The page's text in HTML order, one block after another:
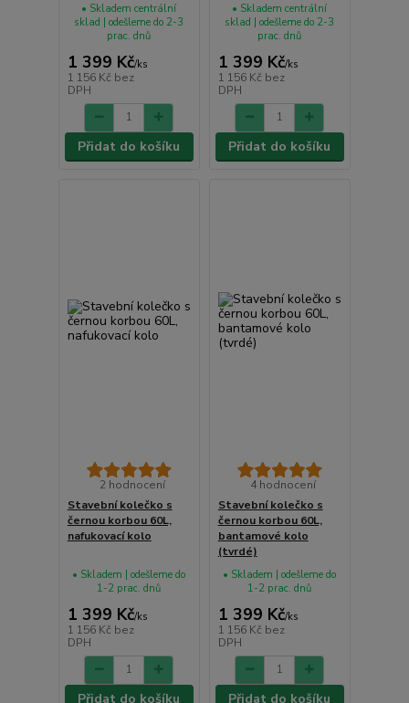
1 399 Kč/ks
1 156 Kč bez
DPH
• Skladem centrální
sklad | odešleme do 2-3
prac. dnů
Přidat do košíku
1 399 Kč/ks
1 156 Kč bez
DPH
• Skladem centrální
sklad | odešleme do 2-3
prac. dnů
Přidat do košíku
2 hodnocení
Stavební kolečko s
černou korbou 60L,
nafukovací kolo
1 399 Kč/ks
1 156 Kč bez
DPH
• Skladem | odešleme do
1-2 prac. dnů
Přidat do košíku
4 hodnocení
Stavební kolečko s
černou korbou 60L,
bantamové kolo
(tvrdé)
1 399 Kč/ks
1 156 Kč bez
DPH
• Skladem | odešleme do
1-2 prac. dnů
Přidat do košíku